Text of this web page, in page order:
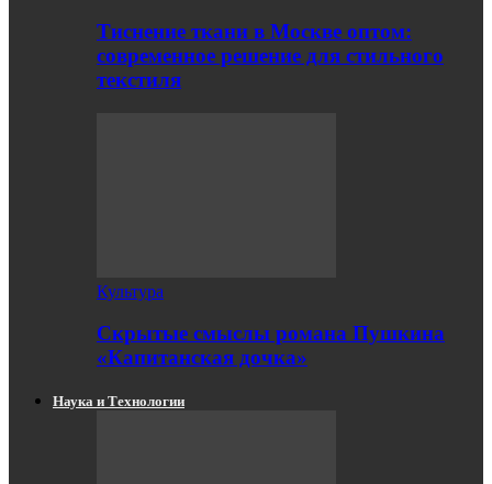
Тиснение ткани в Москве оптом:
современное решение для стильного
текстиля
Культура
Скрытые смыслы романа Пушкина
«Капитанская дочка»
Наука и Технологии